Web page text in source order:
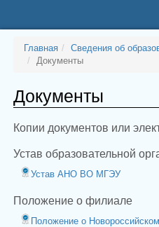
Главная
Сведения об
Документы
Документы
Копии документов или
Устав образовательной
Устав АНО ВО МГЭУ
Положение о филиале
Положение о